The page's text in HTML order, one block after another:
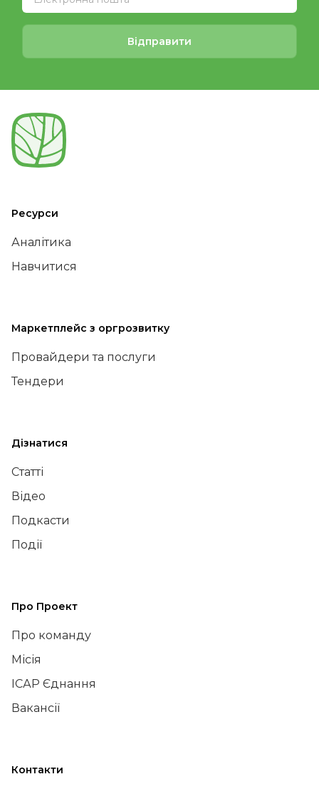
Відправити
Ресурси
Аналітика
Навчитися
Маркетплейс з оргрозвитку
Провайдери та послуги
Тендери
Дізнатися
Статті
Відео
Подкасти
Події
Про Проект
Про команду
Місія
ІСАР Єднання
Вакансії
Контакти